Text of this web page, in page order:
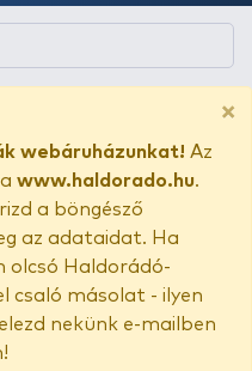
×
webáruházunkat! Az
www.haldorado.hu.
a böngésző
az adataidat. Ha
olcsó Haldorádó-
csaló másolat - ilyen
nekünk e-mailben